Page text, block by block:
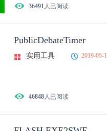
36491人已阅读
PublicDebateTimer
实用工具 2019-05-
46848人已阅读